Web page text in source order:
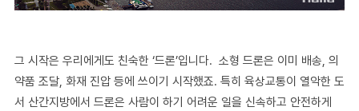
그 시작은 우리에게도 친숙한 ‘드론’입니다. 소형 드론은 이미 배송, 의
약품 조달, 화재 진압 등에 쓰이기 시작했죠. 특히 육상교통이 열악한 도
서 산간지방에서 드론은 사람이 하기 어려운 일을 신속하고 안전하게